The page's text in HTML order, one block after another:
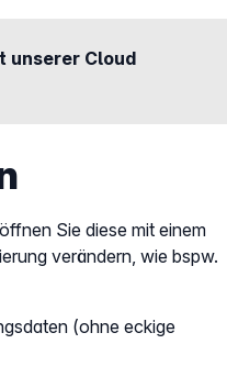
unserer Cloud
Sie diese mit einem
verändern, wie bspw.
(ohne eckige